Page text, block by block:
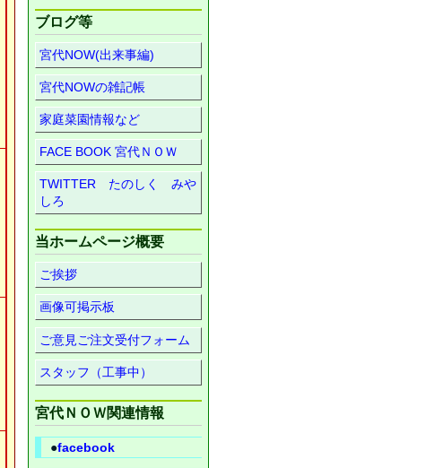
ブログ等
宮代NOW(出来事編)
宮代NOWの雑記帳
家庭菜園情報など
FACE BOOK 宮代ＮＯＷ
TWITTER たのしく みや
しろ
当ホームページ概要
ご挨拶
画像可掲示板
ご意見ご注文受付フォーム
スタッフ（工事中）
宮代ＮＯＷ関連情報
●facebook